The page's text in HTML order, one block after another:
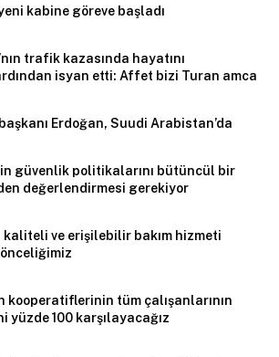
kabine göreve başladı
trafik kazasında hayatını
isyan etti: Affet bizi Turan amca
Erdoğan, Suudi Arabistan’da
güvenlik politikalarını bütüncül bir
değerlendirmesi gerekiyor
kaliteli ve erişilebilir bakım hizmeti
kooperatiflerinin tüm çalışanlarının
100 karşılayacağız